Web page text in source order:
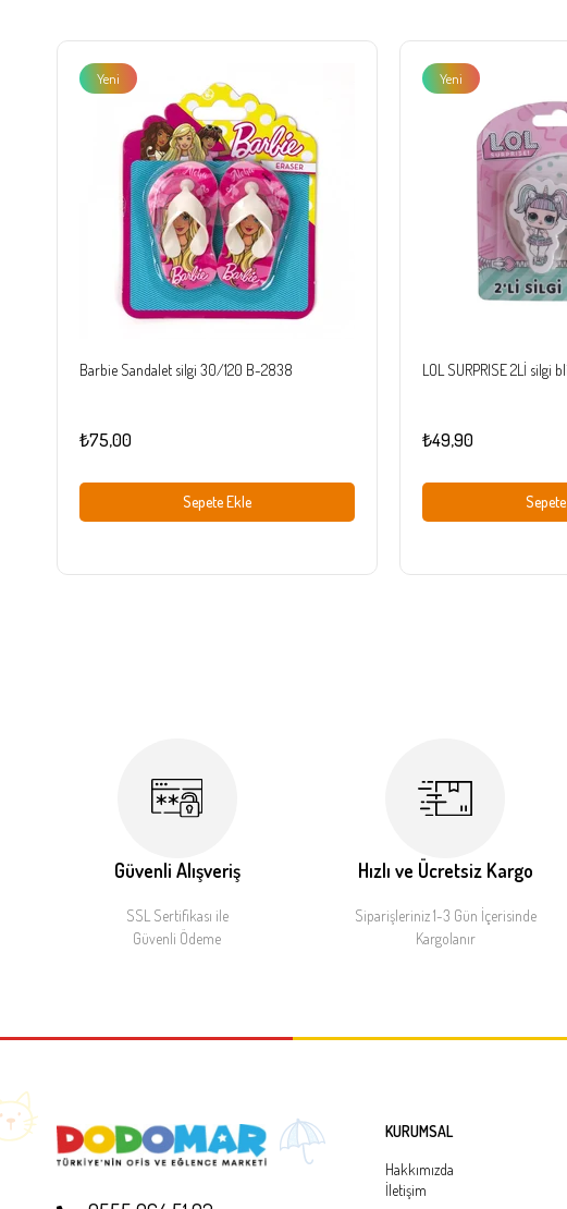
Barbie Sandalet silgi 30/120 B-2838
₺75,00
Sepete Ekle
Yeni
LOL SURPRISE 2Lİ silgi
₺49,90
Yeni
Güvenli Alışveriş
SSL Sertifikası ile
Güvenli Ödeme
Hızlı ve Ücretsiz Kargo
Siparişleriniz 1-3 Gün İçerisinde
Kargolanır
KURUMSAL
Hakkımızda
İletişim